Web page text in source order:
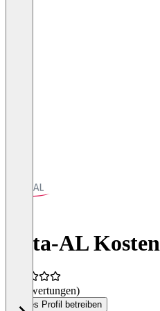
Data-AL Kosten
(0 Bewertungen)
Dieses Profil betreiben